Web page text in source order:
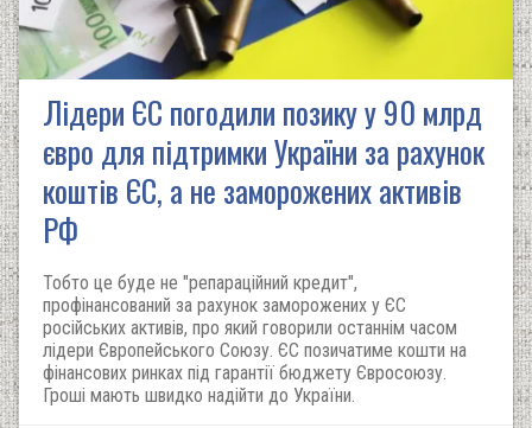
Лідери ЄС погодили позику у 90 млрд
євро для підтримки України за рахунок
коштів ЄС, а не заморожених активів
РФ
Тобто це буде не "репараційний кредит",
профінансований за рахунок заморожених у ЄС
російських активів, про який говорили останнім часом
лідери Європейського Союзу. ЄС позичатиме кошти на
фінансових ринках під гарантії бюджету Євросоюзу.
Гроші мають швидко надійти до України.